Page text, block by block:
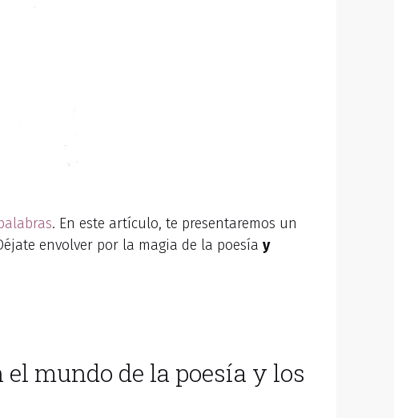
. En este artículo, te presentaremos un
envolver por la magia de la poesía y
mundo de la poesía y los